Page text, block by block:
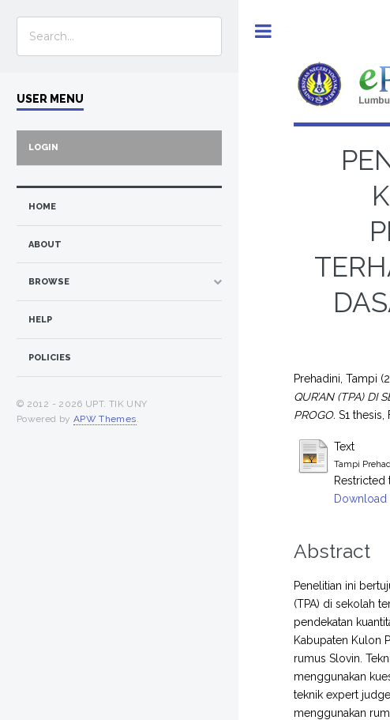
Prehadini, Tampi
QUR’AN (TPA) DI
PROGO. S1 thesis,
Text
Tampi
Restricted
Download
Abstract
Penelitian ini
(TPA) di sekolah
pendekatan
Kabupaten Kulon
rumus Slovin.
menggunakan
teknik expert
menggunakan
USER MENU
LOGIN
HOME
ABOUT
BROWSE
HELP
POLICIES
© 2012 - 2026 UPT. TIK UNY
Powered by APW Themes